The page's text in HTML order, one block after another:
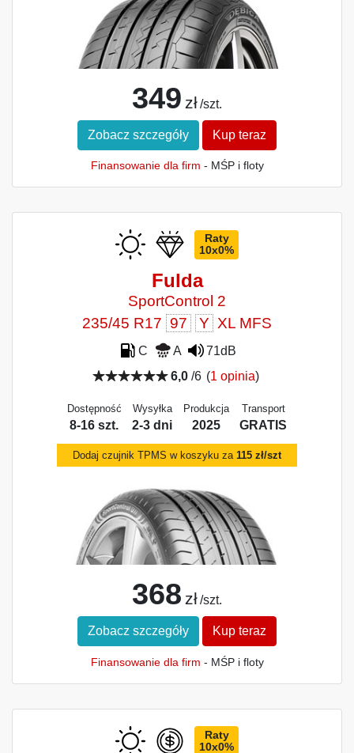
349 zł /szt.
Zobacz szczegóły Kup teraz
Finansowanie dla firm - MŚP i floty
Raty
10x0%
Fulda
SportControl 2
235/45 R17 97 Y XL MFS
C A
71dB
6,0/6 (1 opinia)
Dostępność
8-16 szt.
Wysyłka
2-3 dni
Produkcja
2025
Transport
GRATIS
Dodaj czujnik TPMS w koszyku za 115 zł/szt
368 zł /szt.
Zobacz szczegóły Kup teraz
Finansowanie dla firm - MŚP i floty
Raty
10x0%